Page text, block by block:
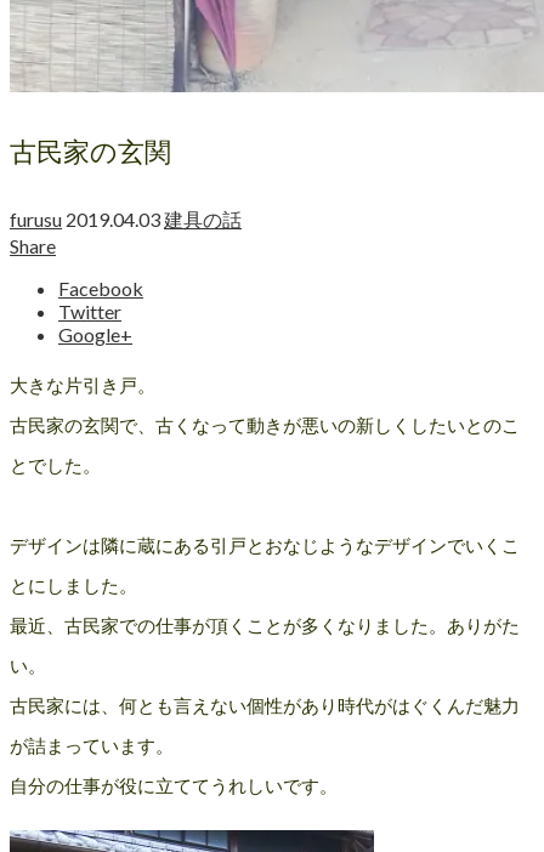
古民家の玄関
furusu 2019.04.03建具の話
Share
Facebook
Twitter
Google+
大きな片引き戸。
古民家の玄関で、古くなって動きが悪いの新しくしたいとのこ
とでした。
デザインは隣に蔵にある引戸とおなじようなデザインでいくこ
とにしました。
最近、古民家での仕事が頂くことが多くなりました。ありがた
い。
古民家には、何とも言えない個性があり時代がはぐくんだ魅力
が詰まっています。
自分の仕事が役に立ててうれしいです。